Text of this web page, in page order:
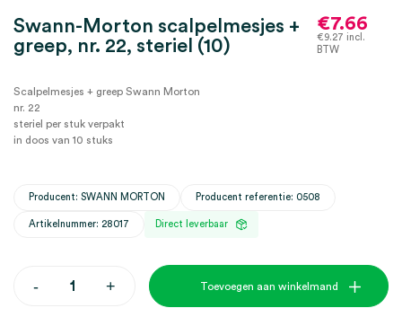
Swann-Morton scalpelmesjes +
greep, nr. 22, steriel (10)
€7.66
€9.27 incl.
BTW
Scalpelmesjes + greep Swann Morton
nr. 22
steriel per stuk verpakt
in doos van 10 stuks
Producent: SWANN MORTON Producent referentie: 0508
Artikelnummer: 28017 Direct leverbaar
-Swann-
+ Toevoegen aan winkelmand